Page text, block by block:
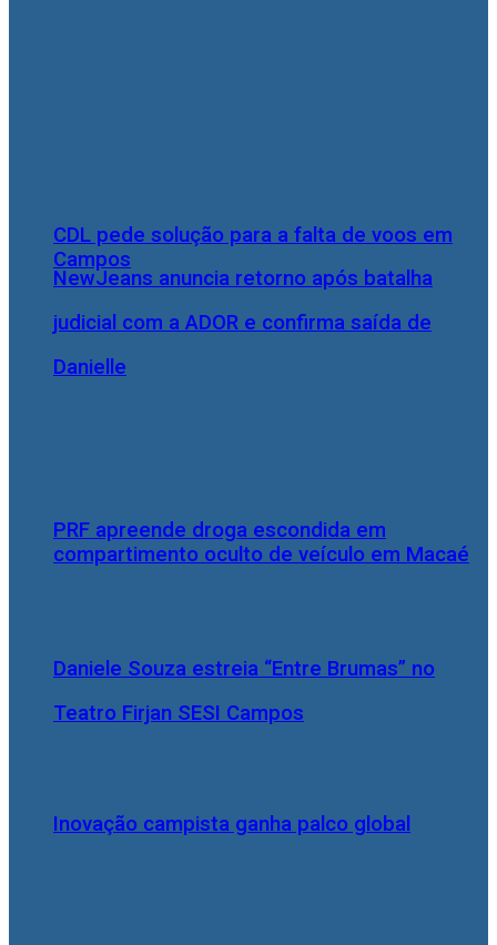
NewJeans anuncia retorno após batalha
judicial com a ADOR e confirma saída de
Danielle
Daniele Souza estreia “Entre Brumas” no
Teatro Firjan SESI Campos
CDL pede solução para a falta de voos em
Campos
PRF apreende droga escondida em
compartimento oculto de veículo em Macaé
Inovação campista ganha palco global